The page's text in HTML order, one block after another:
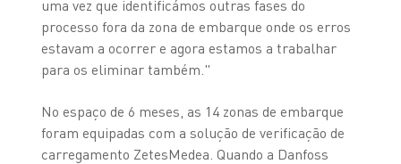
uma vez que identificámos outras fases do
processo fora da zona de embarque onde os erros
estavam a ocorrer e agora estamos a trabalhar
para os eliminar também."
No espaço de 6 meses, as 14 zonas de embarque
foram equipadas com a solução de verificação de
carregamento ZetesMedea. Quando a Danfoss